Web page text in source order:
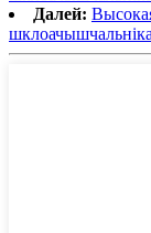
Далей: